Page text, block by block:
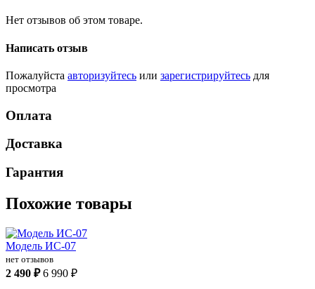
Нет отзывов об этом товаре.
Написать отзыв
Пожалуйста авторизуйтесь или зарегистрируйтесь для
просмотра
Оплата
Доставка
Гарантия
Похожие товары
Модель ИС-07
нет отзывов
2 490 ₽ 6 990 ₽